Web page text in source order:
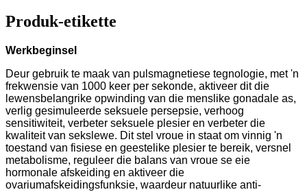
Produk-etikette
Werkbeginsel
Deur gebruik te maak van pulsmagnetiese tegnologie, met 'n
frekwensie van 1000 keer per sekonde, aktiveer dit die
lewensbelangrike opwinding van die menslike gonadale as,
verlig gesimuleerde seksuele persepsie, verhoog
sensitiwiteit, verbeter seksuele plesier en verbeter die
kwaliteit van sekslewe. Dit stel vroue in staat om vinnig 'n
toestand van fisiese en geestelike plesier te bereik, versnel
metabolisme, reguleer die balans van vroue se eie
hormonale afskeiding en aktiveer die
ovariumafskeidingsfunksie, waardeur natuurlike anti-